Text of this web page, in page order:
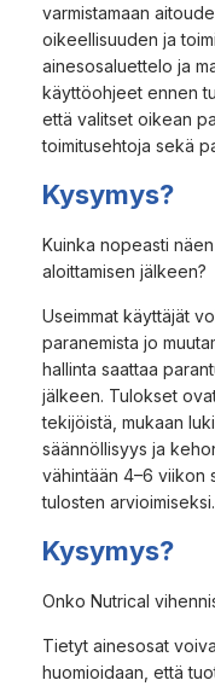
varmistamaan
oikeellisuuden ja
ainesosaluettelo ja
käyttöohjeet ennen
että valitset oikean
toimitusehtoja sekä
Kysymys?
Kuinka nopeasti
aloittamisen jälkeen?
Useimmat käyttäjät
paranemista jo
hallinta saattaa
jälkeen. Tulokset
tekijöistä, mukaan
säännöllisyys ja
vähintään 4–6 viikon
tulosten arvioimiseksi.
Kysymys?
Onko Nutrical
Tietyt ainesosat
huomioidaan, että